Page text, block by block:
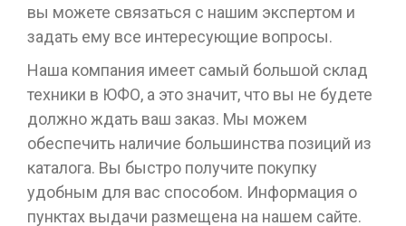
вы можете связаться с нашим экспертом и
задать ему все интересующие вопросы.
Наша компания имеет самый большой склад
техники в ЮФО, а это значит, что вы не будете
должно ждать ваш заказ. Мы можем
обеспечить наличие большинства позиций из
каталога. Вы быстро получите покупку
удобным для вас способом. Информация о
пунктах выдачи размещена на нашем сайте.